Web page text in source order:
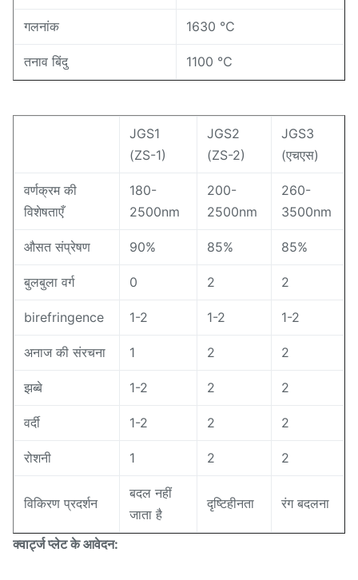
गलनांक 1630 ℃
तनाव बिंदु 1100 ℃
JGS1
(ZS-1)
JGS2
(ZS-2)
JGS3
(एचएस)
वर्णक्रम की
विशेषताएँ
180-
2500nm
200-
2500nm
260-
3500nm
औसत संप्रेषण 90% 85% 85%
बुलबुला वर्ग 0 2 2
birefringence 1-2 1-2 1-2
अनाज की संरचना 1 2 2
झब्बे 1-2 2 2
वर्दी 1-2 2 2
रोशनी 1 2 2
विकिरण प्रदर्शन
बदल नहीं
जाता है
दृष्टिहीनता रंग बदलना
क्वार्ट्ज प्लेट के आवेदन: